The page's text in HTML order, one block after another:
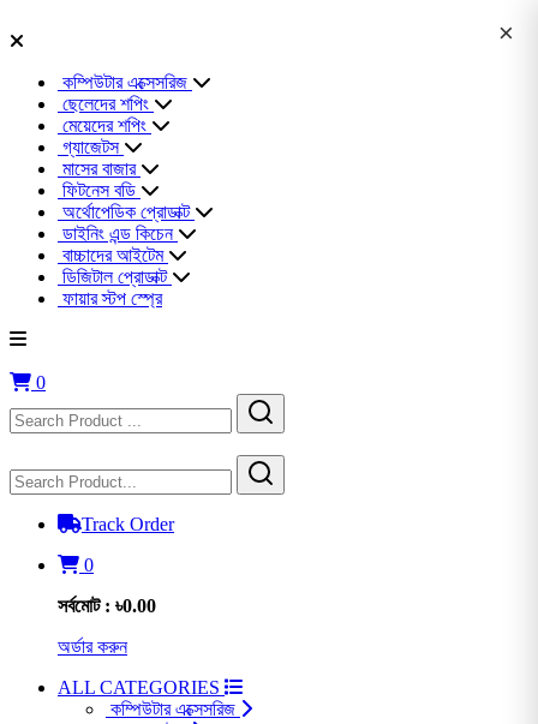
কম্পিউটার এক্সেসরিজ
ছেলেদের শপিং
মেয়েদের শপিং
গ্যাজেটস
মাসের বাজার
ফিটনেস বডি
অর্থোপেডিক প্রোডাক্ট
ডাইনিং এন্ড কিচেন
বাচ্চাদের আইটেম
ডিজিটাল প্রোডাক্ট
ফায়ার স্টপ স্প্রে
0
Track Order
0
সর্বমোট : ৳0.00
অর্ডার করুন
ALL CATEGORIES
কম্পিউটার এক্সেসরিজ
×